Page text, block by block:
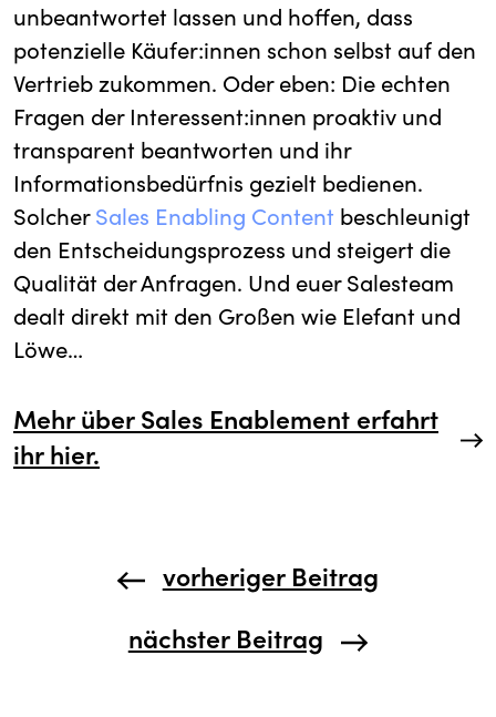
unbeantwortet lassen und hoffen, dass
potenzielle Käufer:innen schon selbst auf den
Vertrieb zukommen. Oder eben: Die echten
Fragen der Interessent:innen proaktiv und
transparent beantworten und ihr
Informationsbedürfnis gezielt bedienen.
SolcherSales Enabling Content beschleunigt
den Entscheidungsprozess und steigert die
Qualität der Anfragen. Und euer Salesteam
dealt direkt mit den Großen wie Elefant und
Löwe…
Mehr über Sales Enablement erfahrt
ihr hier.
vorheriger Beitrag
nächster Beitrag